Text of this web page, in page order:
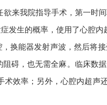
来我院指导手术，第一时
生的概率，使用了心腔内
换能器发射声波，然后将
碍，也无需全麻。临床数
效率；另外，心腔内超声